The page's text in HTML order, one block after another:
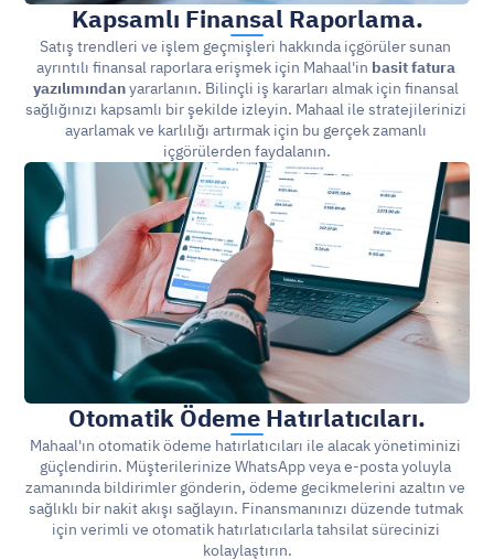
Kapsamlı Finansal Raporlama.
Satış trendleri ve işlem geçmişleri hakkında içgörüler sunan
ayrıntılı finansal raporlara erişmek için Mahaal'in basit fatura
yazılımından yararlanın. Bilinçli iş kararları almak için finansal
sağlığınızı kapsamlı bir şekilde izleyin. Mahaal ile stratejilerinizi
ayarlamak ve karlılığı artırmak için bu gerçek zamanlı
içgörülerden faydalanın.
Otomatik Ödeme Hatırlatıcıları.
Mahaal'ın otomatik ödeme hatırlatıcıları ile alacak yönetiminizi
güçlendirin. Müşterilerinize WhatsApp veya e-posta yoluyla
zamanında bildirimler gönderin, ödeme gecikmelerini azaltın ve
sağlıklı bir nakit akışı sağlayın. Finansmanınızı düzende tutmak
için verimli ve otomatik hatırlatıcılarla tahsilat sürecinizi
kolaylaştırın.